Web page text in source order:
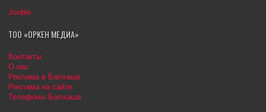
Jooble
ТОО «ОРКЕН МЕДИА»
Контакты
О нас
Реклама в Балхаше
Реклама на сайте
Телефоны Балхаша